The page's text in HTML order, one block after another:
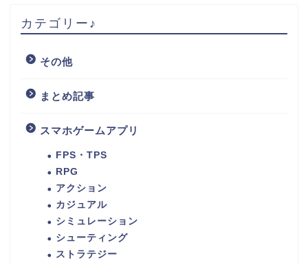
カテゴリー♪
その他
まとめ記事
スマホゲームアプリ
FPS・TPS
RPG
アクション
カジュアル
シミュレーション
シューティング
ストラテジー